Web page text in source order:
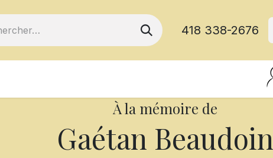
418 338-2676
À la mémoire de
Gaétan Beaudoin